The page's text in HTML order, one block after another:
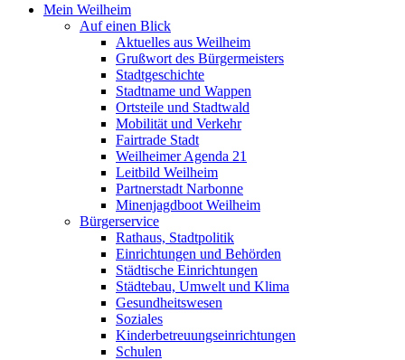
Mein Weilheim
Auf einen Blick
Aktuelles aus Weilheim
Grußwort des Bürgermeisters
Stadtgeschichte
Stadtname und Wappen
Ortsteile und Stadtwald
Mobilität und Verkehr
Fairtrade Stadt
Weilheimer Agenda 21
Leitbild Weilheim
Partnerstadt Narbonne
Minenjagdboot Weilheim
Bürgerservice
Rathaus, Stadtpolitik
Einrichtungen und Behörden
Städtische Einrichtungen
Städtebau, Umwelt und Klima
Gesundheitswesen
Soziales
Kinderbetreuungseinrichtungen
Schulen